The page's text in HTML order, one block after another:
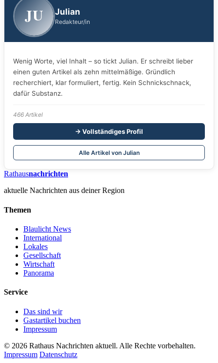
JU Julian
Redakteur/in
Wenig Worte, viel Inhalt – so tickt Julian. Er schreibt lieber
einen guten Artikel als zehn mittelmäßige. Gründlich
recherchiert, klar formuliert, fertig. Kein Schnickschnack,
dafür Substanz.
466 Artikel
→ Vollständiges Profil
Alle Artikel von Julian
Rathausnachrichten
aktuelle Nachrichten aus deiner Region
Themen
Blaulicht News
International
Lokales
Gesellschaft
Wirtschaft
Panorama
Service
Das sind wir
Gastartikel buchen
Impressum
© 2026 Rathaus Nachrichten aktuell. Alle Rechte vorbehalten.
Impressum Datenschutz